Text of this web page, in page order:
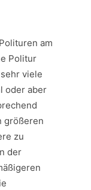
am
Politur
viele
oder aber
größeren
zu
der